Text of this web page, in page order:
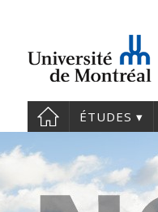
ÉTUDES